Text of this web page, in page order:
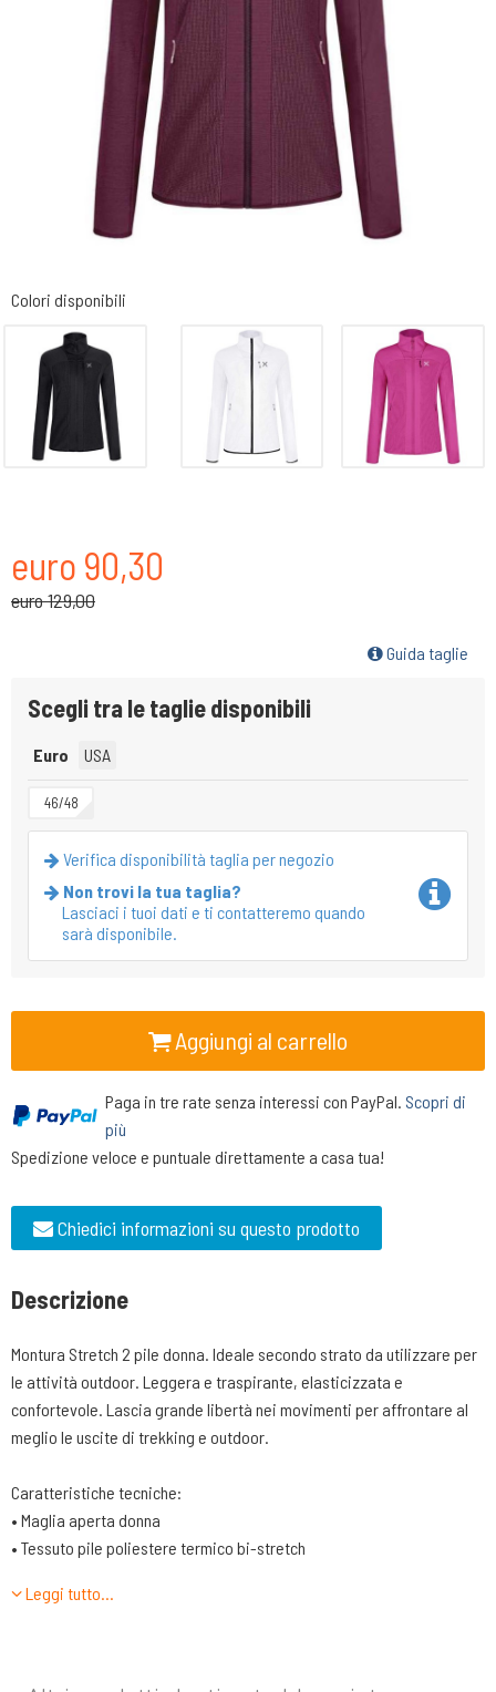
Colori disponibili
euro 90,30
euro 129,00
Guida taglie
Scegli tra le taglie disponibili
Euro USA
46/48
Verifica disponibilità taglia per negozio
Non trovi la tua taglia?
Lasciaci i tuoi dati e ti contatteremo quando
sarà disponibile.
Aggiungi al carrello
Paga in tre rate senza interessi con PayPal. Scopri di
più
Spedizione veloce e puntuale direttamente a casa tua!
Chiedici informazioni su questo prodotto
Descrizione
Montura Stretch 2 pile donna. Ideale secondo strato da utilizzare per
le attività outdoor. Leggera e traspirante, elasticizzata e
confortevole. Lascia grande libertà nei movimenti per affrontare al
meglio le uscite di trekking e outdoor.
Caratteristiche tecniche:
• Maglia aperta donna
• Tessuto pile poliestere termico bi-stretch
• Centro davanti con zip, tasche mani con zip, tasca petto con zip
Leggi tutto…